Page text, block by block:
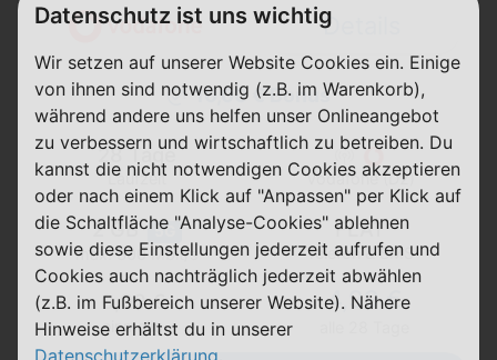
Details
10,00 € Bonus
28 Tage
Laufzeit Vodafone (D2)
2 GB 5G
max. 300 Mbit/s
FLAT
Telefon & SMS
0,00 €
einmalig
4,99 €
Datenschutz ist uns wichtig
Wir setzen auf unserer Website Cookies ein. Einige
von ihnen sind notwendig (z.B. im Warenkorb),
während andere uns helfen unser Onlineangebot
zu verbessern und wirtschaftlich zu betreiben. Du
kannst die nicht notwendigen Cookies akzeptieren
oder nach einem Klick auf "Anpassen" per Klick auf
die Schaltfläche "Analyse-Cookies" ablehnen
sowie diese Einstellungen jederzeit aufrufen und
Cookies auch nachträglich jederzeit abwählen
(z.B. im Fußbereich unserer Website). Nähere
Hinweise erhältst du in unserer
Datenschutzerklärung.